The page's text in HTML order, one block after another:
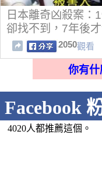
日本離奇凶殺案：
卻找不到，7年後
2050觀看
你有
Facebook
4020人都推薦這個。